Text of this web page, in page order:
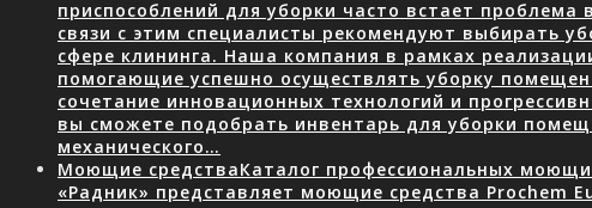
приспособлений для уборки часто встает
связи с этим специалисты рекомендуют выбирать
сфере клининга. Наша компания в рамках
помогающие успешно осуществлять уборку
сочетание инновационных технологий и
вы сможете подобрать инвентарь для уборки
механического…
Моющие средстваКаталог профессиональных
«Радник» представляет моющие средства Prochem